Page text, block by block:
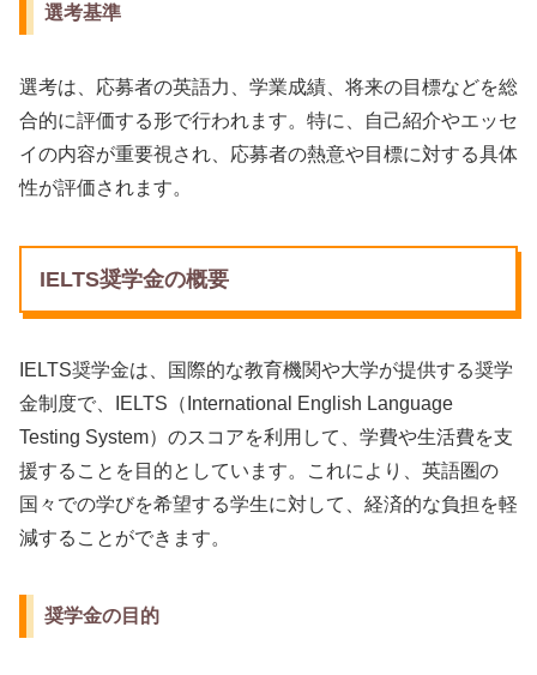
選考基準
選考は、応募者の英語力、学業成績、将来の目標などを総
合的に評価する形で行われます。特に、自己紹介やエッセ
イの内容が重要視され、応募者の熱意や目標に対する具体
性が評価されます。
IELTS奨学金の概要
IELTS奨学金は、国際的な教育機関や大学が提供する奨学
金制度で、IELTS（International English Language
Testing System）のスコアを利用して、学費や生活費を支
援することを目的としています。これにより、英語圏の
国々での学びを希望する学生に対して、経済的な負担を軽
減することができます。
奨学金の目的